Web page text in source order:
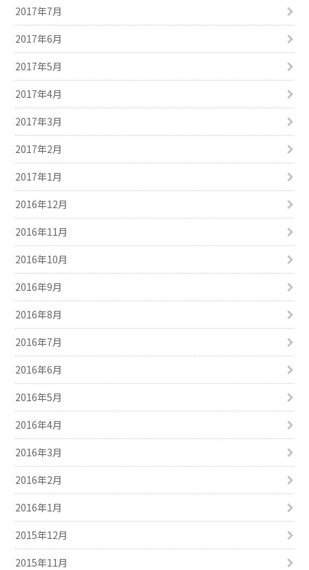
2017年7月
2017年6月
2017年5月
2017年4月
2017年3月
2017年2月
2017年1月
2016年12月
2016年11月
2016年10月
2016年9月
2016年8月
2016年7月
2016年6月
2016年5月
2016年4月
2016年3月
2016年2月
2016年1月
2015年12月
2015年11月